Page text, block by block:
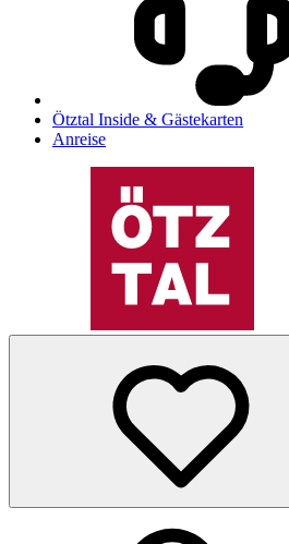
Ötztal Inside & Gästekarten
Anreise